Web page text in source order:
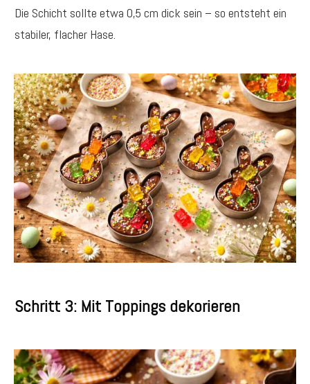
Die Schicht sollte etwa 0,5 cm dick sein – so entsteht ein
stabiler, flacher Hase.
Schritt 3: Mit Toppings dekorieren